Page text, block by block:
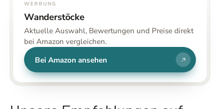
WERBUNG
Wanderstöcke
Aktuelle Auswahl, Bewertungen und Preise direkt
bei Amazon vergleichen.
Bei Amazon ansehen